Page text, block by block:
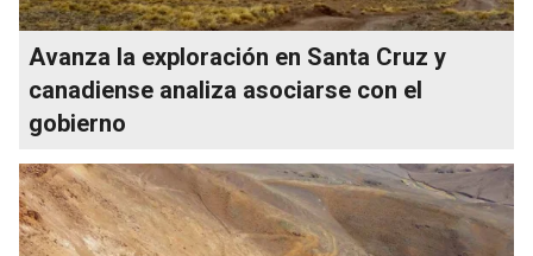
Avanza la exploración en Santa Cruz y
canadiense analiza asociarse con el
gobierno